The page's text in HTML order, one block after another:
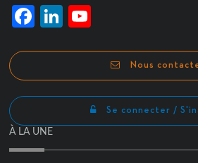
FacebookLinkedIn
Nous
Se connecter /
À LA UNE